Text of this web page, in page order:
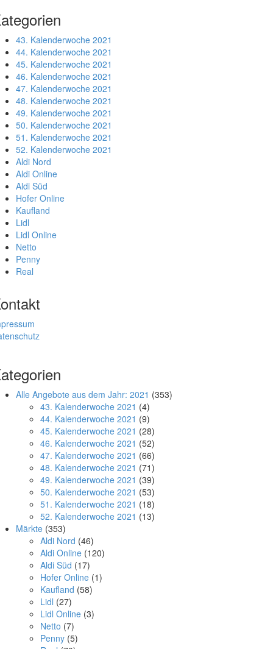
43. Kalenderwoche 2021
44. Kalenderwoche 2021
45. Kalenderwoche 2021
46. Kalenderwoche 2021
47. Kalenderwoche 2021
48. Kalenderwoche 2021
49. Kalenderwoche 2021
50. Kalenderwoche 2021
51. Kalenderwoche 2021
52. Kalenderwoche 2021
Aldi Nord
Aldi Online
Aldi Süd
Hofer Online
Kaufland
Lidl
Lidl Online
Netto
Penny
Real
Alle Angebote aus dem Jahr: 2021 (353)
43. Kalenderwoche 2021 (4)
44. Kalenderwoche 2021 (9)
45. Kalenderwoche 2021 (28)
46. Kalenderwoche 2021 (52)
47. Kalenderwoche 2021 (66)
48. Kalenderwoche 2021 (71)
49. Kalenderwoche 2021 (39)
50. Kalenderwoche 2021 (53)
51. Kalenderwoche 2021 (18)
52. Kalenderwoche 2021 (13)
Märkte (353)
Aldi Nord (46)
Aldi Online (120)
Aldi Süd (17)
Hofer Online (1)
Kaufland (58)
Lidl (27)
Lidl Online (3)
Netto (7)
Penny (5)